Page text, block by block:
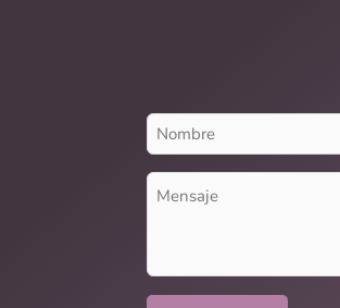
Nombre
(Requerido)
Mensaje